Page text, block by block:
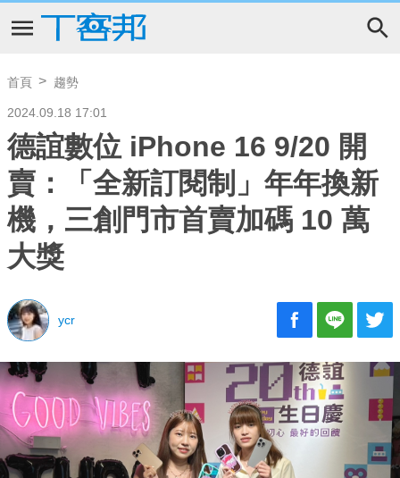
首頁 趨勢
2024.09.18 17:01
德誼數位 iPhone 16 9/20 開
賣：「全新訂閱制」年年換新
機，三創門市首賣加碼 10 萬
大獎
ycr